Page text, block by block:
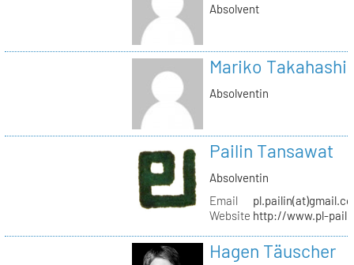
Absolvent
Mariko Takahashi
Absolventin
Pailin Tansawat
Absolventin
Email
Website http://www.pl-
Hagen Täuscher